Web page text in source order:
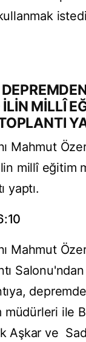
MİLLÎ
Mahmut
millî eğitim
yaptı.
Mahmut
müdürleri ile
Aşkar ve